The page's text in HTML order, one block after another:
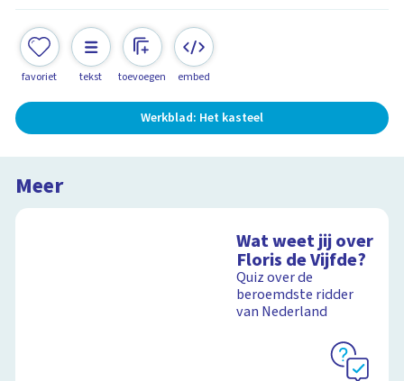
favoriet tekst toevoegen embed
Werkblad: Het kasteel
Meer
Wat weet jij over
Floris de Vijfde?
Quiz over de
beroemdste ridder
van Nederland